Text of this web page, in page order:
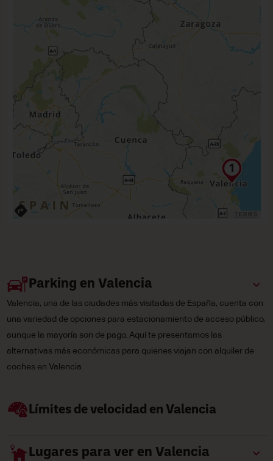
Parking en Valencia
Valencia, una de las ciudades más visitadas de España, cuenta con
una variedad de opciones para estacionamiento de acceso público,
aunque la mayoría son de pago. Aquí te presentamos las
alternativas más económicas para quienes viajan con alquiler de
coches en Valencia
Límites de velocidad en Valencia
Lugares para ver en Valencia